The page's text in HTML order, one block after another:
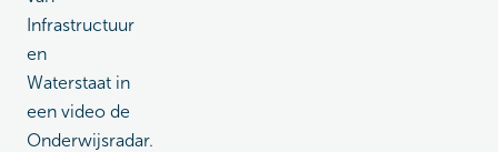
Infrastructuur
en
Waterstaat in
een video de
Onderwijsradar.